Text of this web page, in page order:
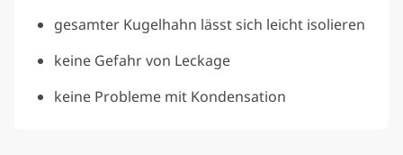
gesamter Kugelhahn lässt sich leicht isolieren
keine Gefahr von Leckage
keine Probleme mit Kondensation